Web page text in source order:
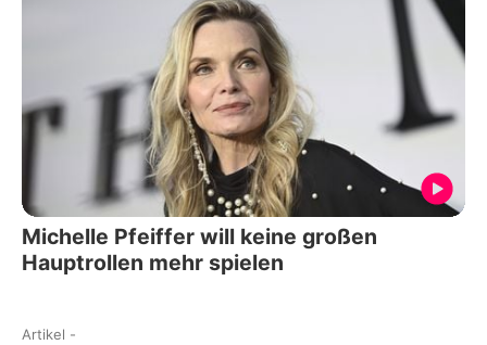
Michelle Pfeiffer will keine großen
Hauptrollen mehr spielen
Artikel -